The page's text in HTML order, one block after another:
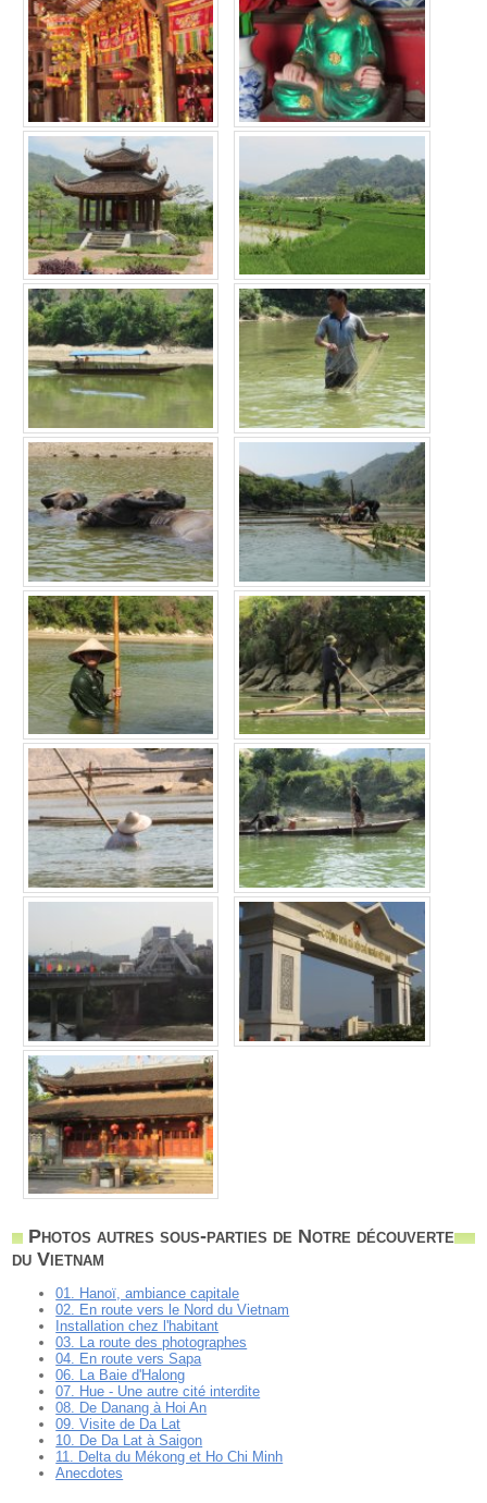
Photos autres sous-parties de Notre découverte
du Vietnam
01. Hanoï, ambiance capitale
02. En route vers le Nord du Vietnam
Installation chez l'habitant
03. La route des photographes
04. En route vers Sapa
06. La Baie d'Halong
07. Hue - Une autre cité interdite
08. De Danang à Hoi An
09. Visite de Da Lat
10. De Da Lat à Saigon
11. Delta du Mékong et Ho Chi Minh
Anecdotes